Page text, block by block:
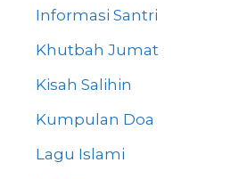
Informasi Santri
Khutbah Jumat
Kisah Salihin
Kumpulan Doa
Lagu Islami